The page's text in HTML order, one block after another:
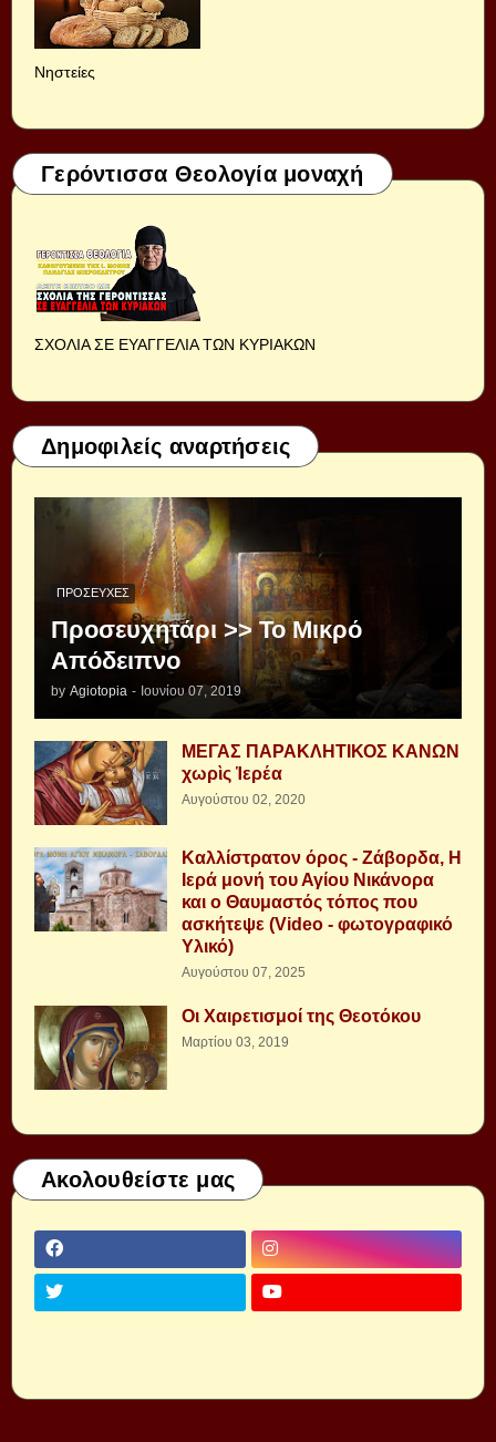
Νηστείες
Γερόντισσα Θεολογία μοναχή
ΣΧΟΛΙΑ ΣΕ ΕΥΑΓΓΕΛΙΑ ΤΩΝ ΚΥΡΙΑΚΩΝ
Δημοφιλείς αναρτήσεις
ΠΡΟΣΕΥΧΈΣ
Προσευχητάρι >> Το Μικρό
Απόδειπνο
by Agiotopia - Ιουνίου 07, 2019
ΜΕΓΑΣ ΠΑΡΑΚΛΗΤΙΚΟΣ ΚΑΝΩΝ
χωρὶς Ἱερέα
Αυγούστου 02, 2020
Καλλίστρατον όρος - Ζάβορδα, Η
Ιερά μονή του Αγίου Νικάνορα
και ο Θαυμαστός τόπος που
ασκήτεψε (Video - φωτογραφικό
Υλικό)
Αυγούστου 07, 2025
Οι Χαιρετισμοί της Θεοτόκου
Μαρτίου 03, 2019
Ακολουθείστε μας